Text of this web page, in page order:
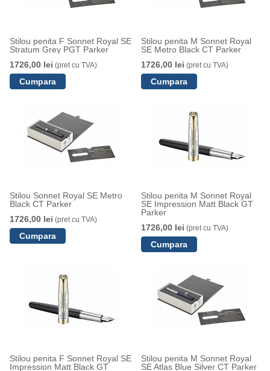
Stilou penita F Sonnet Royal SE
Stratum Grey PGT Parker
1726,00 lei (pret cu TVA)
Stilou penita M Sonnet Royal
SE Metro Black CT Parker
1726,00 lei (pret cu TVA)
Stilou Sonnet Royal SE Metro
Black CT Parker
1726,00 lei (pret cu TVA)
Stilou penita M Sonnet Royal
SE Impression Matt Black GT
Parker
1726,00 lei (pret cu TVA)
Stilou penita F Sonnet Royal SE
Impression Matt Black GT
Stilou penita M Sonnet Royal
SE Atlas Blue Silver CT Parker